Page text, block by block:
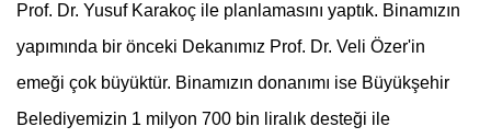
Prof. Dr. Yusuf Karakoç ile planlamasını yaptık. Binamızın
yapımında bir önceki Dekanımız Prof. Dr. Veli Özer'in
emeği çok büyüktür. Binamızın donanımı ise Büyükşehir
Belediyemizin 1 milyon 700 bin liralık desteği ile